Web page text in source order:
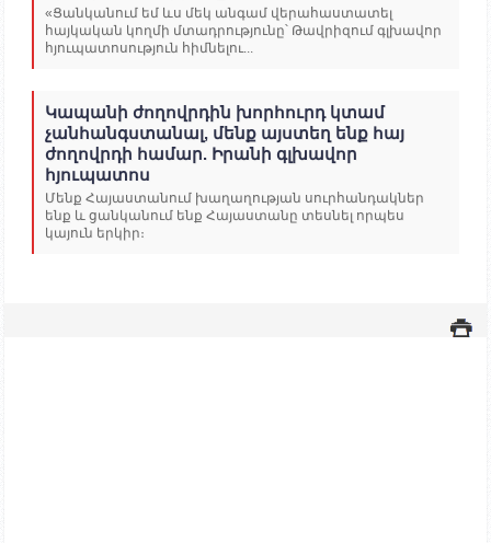
«Ցանկանում եմ ևս մեկ անգամ վերահաստատել
հայկական կողմի մտադրությունը՝ Թավրիզում գլխավոր
հյուպատոսություն հիմնելու...
Կապանի ժողովրդին խորհուրդ կտամ
չանհանգստանալ, մենք այստեղ ենք հայ
ժողովրդի համար. Իրանի գլխավոր
հյուպատոս
Մենք Հայաստանում խաղաղության սուրհանդակներ
ենք և ցանկանում ենք Հայաստանը տեսնել որպես
կայուն երկիր։